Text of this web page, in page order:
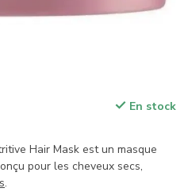
En stock
Hair Mask est un masque
pour les cheveux secs,
.